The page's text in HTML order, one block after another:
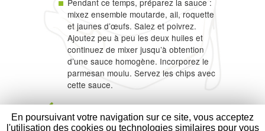
mixez ensemble moutarde, ail, roquette
et jaunes d’œufs. Salez et poivrez.
Ajoutez peu à peu les deux huiles et
continuez de mixer jusqu’à obtention
d’une sauce homogène. Incorporez le
parmesan moulu. Servez les chips avec
cette sauce.
RETOUR AUX RECETTES
En poursuivant votre navigation sur ce site, vous acceptez
l'utilisation des cookies ou technologies similaires pour vous